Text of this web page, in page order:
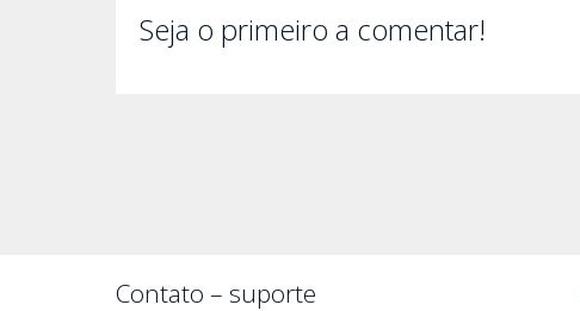
Seja o primeiro a comentar!
Contato – suporte